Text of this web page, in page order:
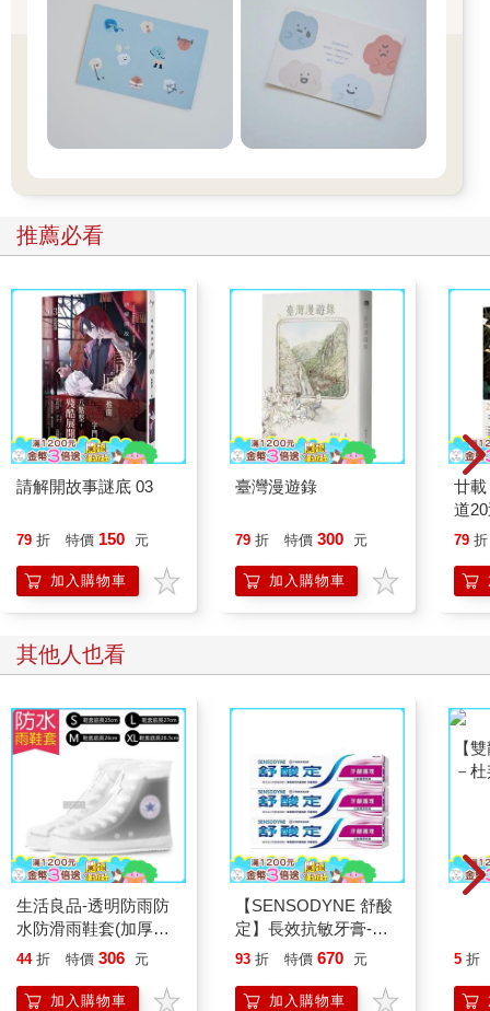
推薦必看
請解開故事謎底 03
79 折 特價 150 元
加入購物車
臺灣漫遊錄
79 折 特價 300 元
加入購物車
廿
道
79 折
其他人也看
生活良品-透明防雨防
水防滑雨鞋套(加厚版
超耐磨鞋底,下雨戶外
44 折 特價 306 元
加入購物車
【SENSODYNE 舒酸
定】長效抗敏牙膏-牙
齦護理160gx3入
93 折 特價 670 元
加入購物車
藍
5 折